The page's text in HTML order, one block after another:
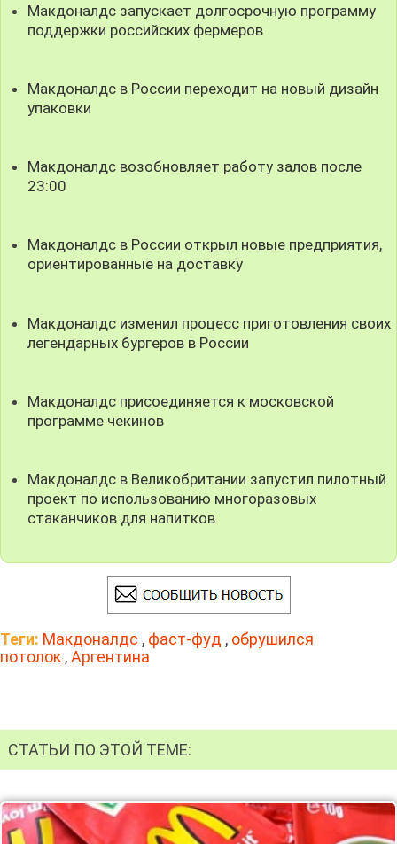
Макдоналдс запускает долгосрочную программу
поддержки российских фермеров
Макдоналдс в России переходит на новый дизайн
упаковки
Макдоналдс возобновляет работу залов после
23:00
Макдоналдс в России открыл новые предприятия,
ориентированные на доставку
Макдоналдс изменил процесс приготовления своих
легендарных бургеров в России
Макдоналдс присоединяется к московской
программе чекинов
Макдоналдс в Великобритании запустил пилотный
проект по использованию многоразовых
стаканчиков для напитков
Теги: Макдоналдс , фаст-фуд , обрушился
потолок ,Аргентина
СТАТЬИ ПО ЭТОЙ ТЕМЕ: